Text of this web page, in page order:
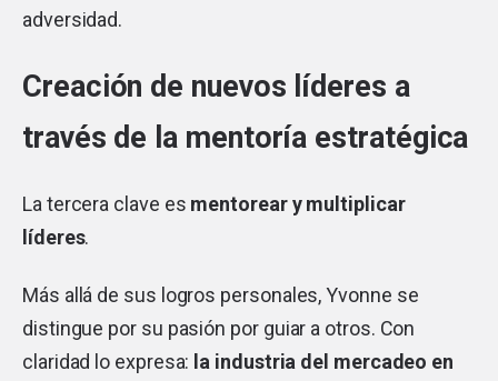
adversidad.
Creación de nuevos líderes a
través de la mentoría estratégica
La tercera clave es mentorear y multiplicar
líderes.
Más allá de sus logros personales, Yvonne se
distingue por su pasión por guiar a otros. Con
claridad lo expresa: la industria del mercadeo en